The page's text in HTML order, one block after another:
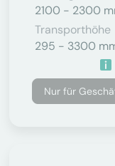
2100 - 2300
Transporthöhe
295 - 3300
Nur für